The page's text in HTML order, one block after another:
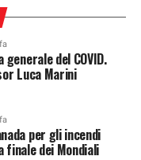
generale del COVID.
Luca Marini
per gli incendi
finale dei Mondiali